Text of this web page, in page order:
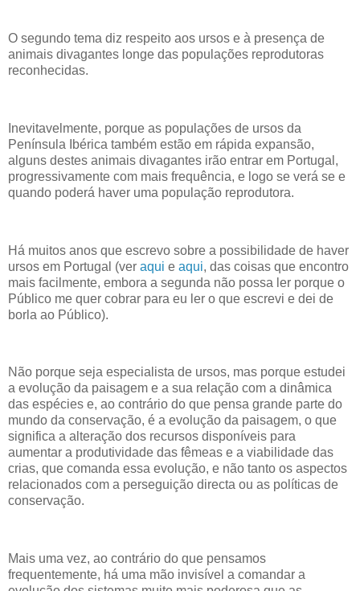
O segundo tema diz respeito aos ursos e à presença de
animais divagantes longe das populações reprodutoras
reconhecidas.
Inevitavelmente, porque as populações de ursos da
Península Ibérica também estão em rápida expansão,
alguns destes animais divagantes irão entrar em Portugal,
progressivamente com mais frequência, e logo se verá se e
quando poderá haver uma população reprodutora.
Há muitos anos que escrevo sobre a possibilidade de haver
ursos em Portugal (ver aqui e aqui, das coisas que encontro
mais facilmente, embora a segunda não possa ler porque o
Público me quer cobrar para eu ler o que escrevi e dei de
borla ao Público).
Não porque seja especialista de ursos, mas porque estudei
a evolução da paisagem e a sua relação com a dinâmica
das espécies e, ao contrário do que pensa grande parte do
mundo da conservação, é a evolução da paisagem, o que
significa a alteração dos recursos disponíveis para
aumentar a produtividade das fêmeas e a viabilidade das
crias, que comanda essa evolução, e não tanto os aspectos
relacionados com a perseguição directa ou as políticas de
conservação.
Mais uma vez, ao contrário do que pensamos
frequentemente, há uma mão invisível a comandar a